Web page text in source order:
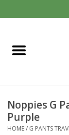
Home
Baby
Jongens
Noppies G
Purple
HOME/ G PANTS